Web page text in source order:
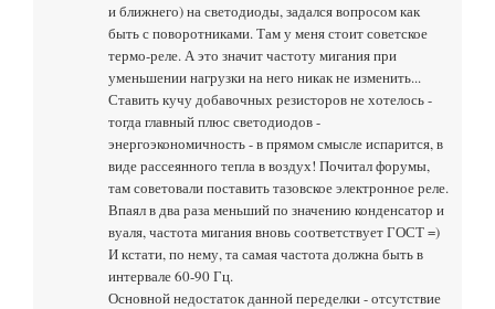
и ближнего) на светодиоды, задался вопросом как
быть с поворотниками. Там у меня стоит советское
термо-реле. А это значит частоту мигания при
уменьшении нагрузки на него никак не изменить...
Ставить кучу добавочных резисторов не хотелось -
тогда главный плюс светодиодов -
энергоэкономичность - в прямом смысле испарится, в
виде рассеянного тепла в воздух! Почитал форумы,
там советовали поставить тазовское электронное реле.
Впаял в два раза меньший по значению конденсатор и
вуаля, частота мигания вновь соответствует ГОСТ =)
И кстати, по нему, та самая частота должна быть в
интервале 60-90 Гц.
Основной недостаток данной переделки - отсутствие